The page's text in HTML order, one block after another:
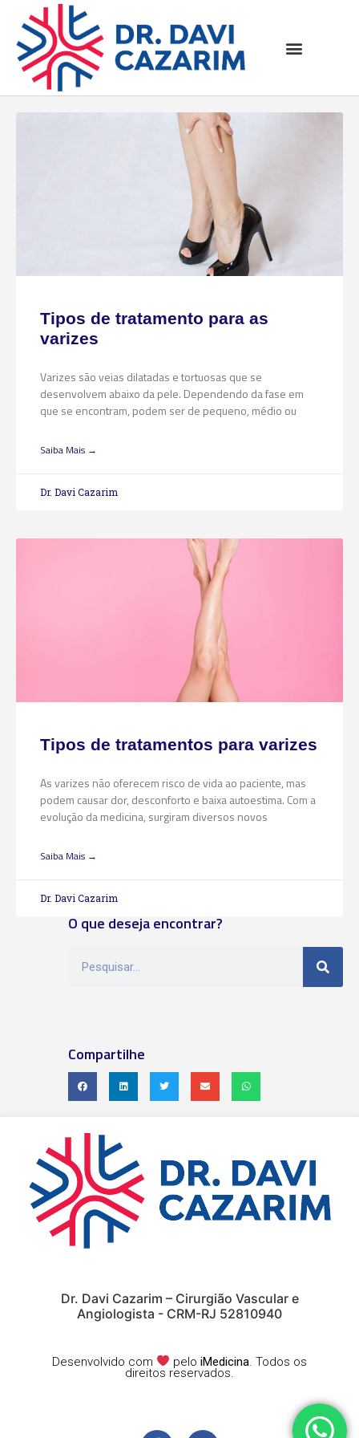
Tipos de tratamento para as
varizes
Varizes são veias dilatadas e tortuosas que se
desenvolvem abaixo da pele. Dependendo da fase em
que se encontram, podem ser de pequeno, médio ou
Saiba Mais →
Dr. Davi Cazarim
Tipos de tratamentos para varizes
As varizes não oferecem risco de vida ao paciente, mas
podem causar dor, desconforto e baixa autoestima. Com a
evolução da medicina, surgiram diversos novos
Saiba Mais →
Dr. Davi Cazarim
O que deseja encontrar?
Compartilhe
Dr. Davi Cazarim – Cirurgião Vascular e
Angiologista - CRM-RJ 52810940
Desenvolvido com peloiMedicina . Todos os
direitos reservados.